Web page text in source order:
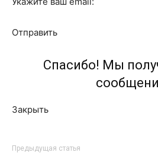
Отправить
Спасибо! Мы
Закрыть
Предыдущая статья